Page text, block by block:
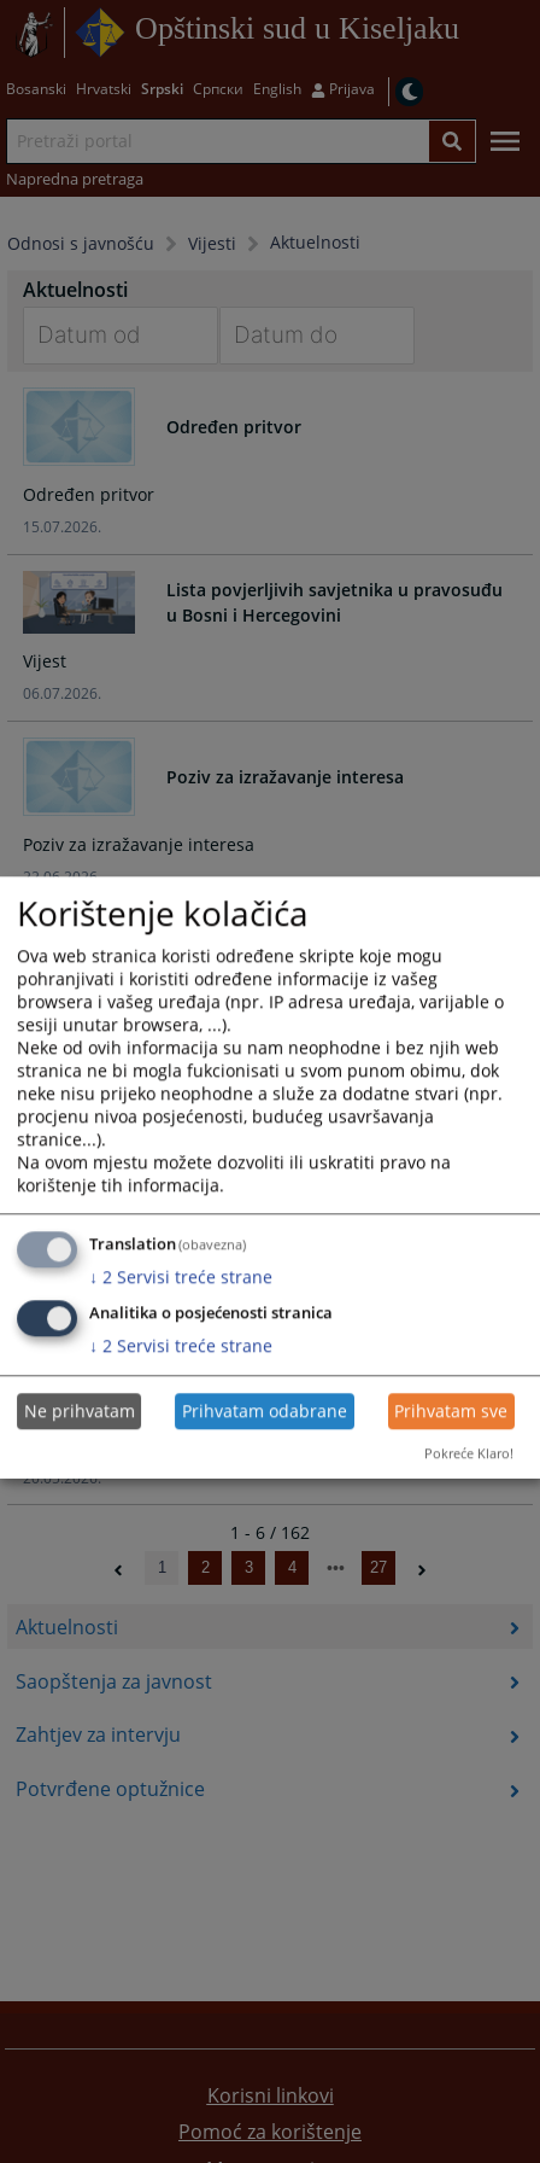
Opštinski sud u Kiseljaku
Bosanski Hrvatski Srpski Српски English Prijava
Napredna pretraga
Odnosi s javnošću Vijesti Aktuelnosti
Aktuelnosti
Saopštenja za javnost
Zahtjev za intervju
Potvrđene optužnice
Aktuelnosti
forward
interact
the
calendar
and
select
a
date.
Press
the
question
mark
key
the
keyboard
shortcuts
for
changing
dates.
to
and
select
a
question
key
the
keyboard
shortcuts
for
changing
dates.
Određen pritvor
Određen pritvor
15.07.2026.
Lista povjerljivih savjetnika u pravosuđu
u Bosni i Hercegovini
Vijest
06.07.2026.
Poziv za izražavanje interesa
Poziv za izražavanje interesa
22.06.2026.
Održan radni sastanak predstavnika
pravosudnih institucija Srednjobosanskog
kantona o zakonitosti dokaza u krivičnom
postupku
Aktuelnost
09.06.2026.
Izrečene zaštitne mjere D.M.
Zaštitne mjere
29.05.2026.
POTPISAN MEMORANDUM O SARADNJI
IZMEĐU OPĆINSKOG SUDA U KISELJAKU I
VISOKE ŠKOLE ˝CEPS – CENTAR ZA
POSLOVNE STUDIJE˝
20.05.2026.
1 - 6 / 162
1 2 3 4 27
Korisni linkovi
Pomoć za korištenje
Korištenje kolačića
Ova web stranica koristi određene skripte koje mogu
pohranjivati i koristiti određene informacije iz vašeg
browsera i vašeg uređaja (npr. IP adresa uređaja, varijable o
sesiji unutar browsera, ...).
Neke od ovih informacija su nam neophodne i bez njih web
stranica ne bi mogla fukcionisati u svom punom obimu, dok
neke nisu prijeko neophodne a služe za dodatne stvari (npr.
procjenu nivoa posjećenosti, budućeg usavršavanja
stranice...).
Na ovom mjestu možete dozvoliti ili uskratiti pravo na
korištenje tih informacija.
Translation(obavezna)
↓ 2 Servisi treće strane
Analitika o posjećenosti stranica
↓ 2 Servisi treće strane
Ne prihvatam Prihvatam odabrane Prihvatam sve
Pokreće Klaro!